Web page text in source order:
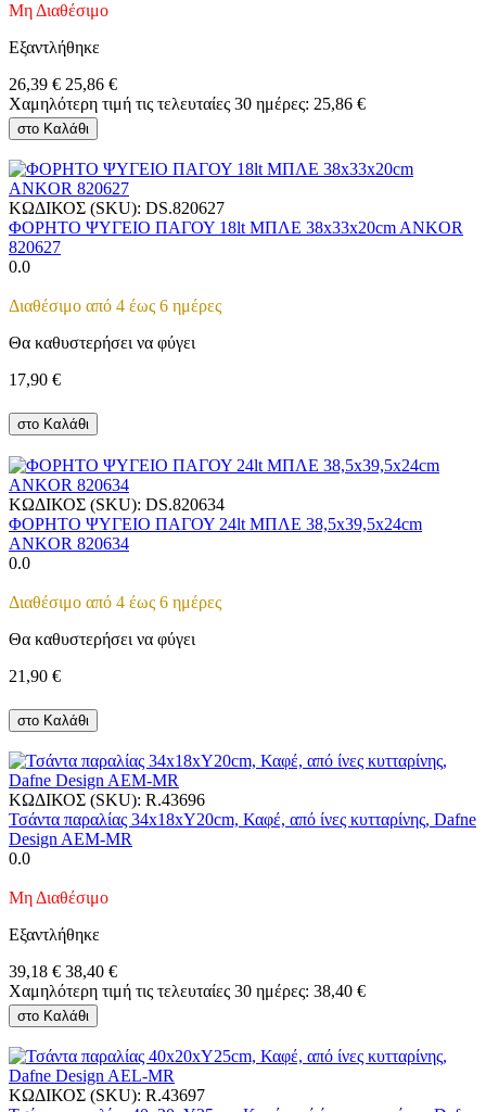
Μη Διαθέσιμο
Εξαντλήθηκε
26,39 € 25,86 €
Χαμηλότερη τιμή τις τελευταίες 30 ημέρες: 25,86 €
στο Καλάθι
ΚΩΔΙΚΟΣ (SKU): DS.820627
ΦΟΡΗΤΟ ΨΥΓΕΙΟ ΠΑΓΟΥ 18lt ΜΠΛΕ 38x33x20cm ANKOR
820627
0.0
Διαθέσιμο από 4 έως 6 ημέρες
Θα καθυστερήσει να φύγει
17,90 €
στο Καλάθι
ΚΩΔΙΚΟΣ (SKU): DS.820634
ΦΟΡΗΤΟ ΨΥΓΕΙΟ ΠΑΓΟΥ 24lt ΜΠΛΕ 38,5x39,5x24cm
ANKOR 820634
0.0
Διαθέσιμο από 4 έως 6 ημέρες
Θα καθυστερήσει να φύγει
21,90 €
στο Καλάθι
ΚΩΔΙΚΟΣ (SKU): R.43696
Τσάντα παραλίας 34x18xΥ20cm, Καφέ, από ίνες κυτταρίνης, Dafne
Design AEM-MR
0.0
Μη Διαθέσιμο
Εξαντλήθηκε
39,18 € 38,40 €
Χαμηλότερη τιμή τις τελευταίες 30 ημέρες: 38,40 €
στο Καλάθι
ΚΩΔΙΚΟΣ (SKU): R.43697